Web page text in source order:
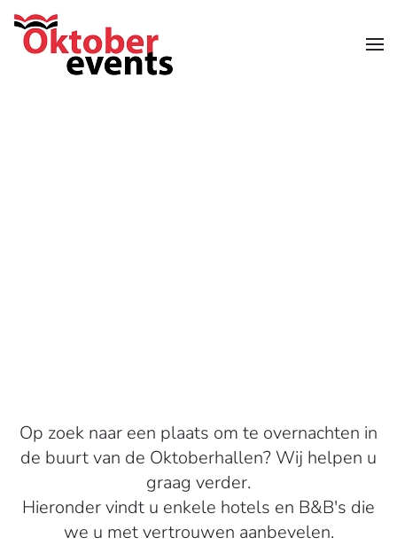
Skip to main content
Op zoek naar een plaats om te overnachten in
de buurt van de Oktoberhallen? Wij helpen u
graag verder.
Hieronder vindt u enkele hotels en B&B's die
we u met vertrouwen aanbevelen.